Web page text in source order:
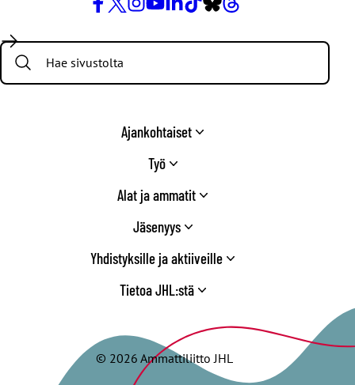
/
Twitter
Search:
Ajankohtaiset
Työ
Alat ja ammatit
Jäsenyys
Yhdistyksille ja aktiiveille
Tietoa JHL:stä
© 2026 Ammattiliitto JHL